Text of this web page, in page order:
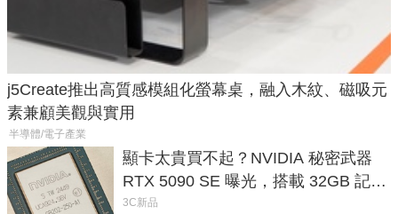
j5Create推出高質感模組化螢幕桌，融入木紋、磁吸元
素兼顧美觀與實用
半導體/電子產業
顯卡太貴買不起？NVIDIA 秘密武器
RTX 5090 SE 曝光，搭載 32GB 記憶
體
3C新品